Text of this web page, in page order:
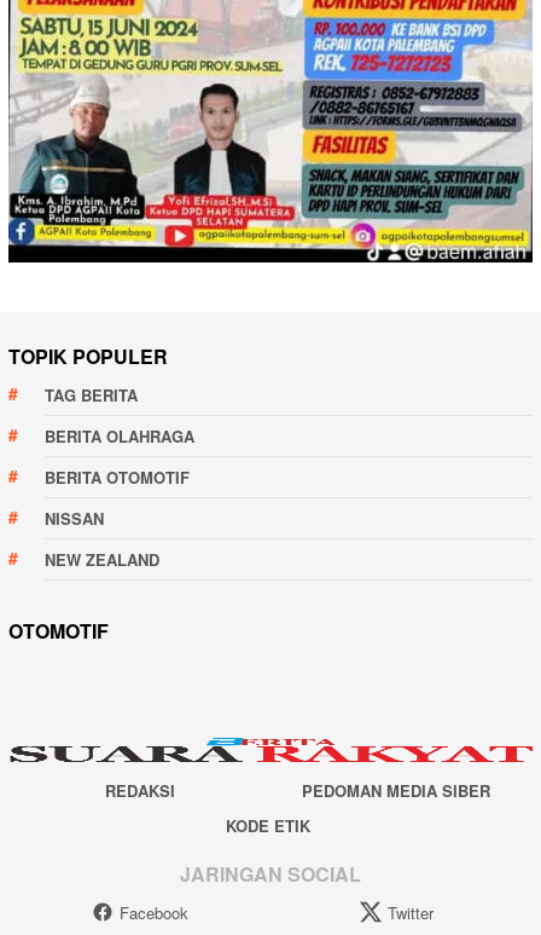
TOPIK POPULER
TAG BERITA
BERITA OLAHRAGA
BERITA OTOMOTIF
NISSAN
NEW ZEALAND
OTOMOTIF
REDAKSI
PEDOMAN MEDIA SIBER
KODE ETIK
JARINGAN SOCIAL
Facebook Twitter